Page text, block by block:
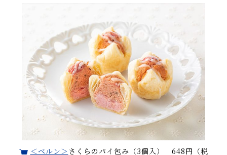
＜ベルン＞ さくらのパイ包み（3個入） 648円（税